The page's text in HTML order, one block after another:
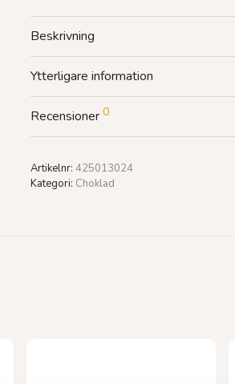
Beskrivning
Ytterligare information
Recensioner 0
Artikelnr: 425013024
Kategori: Choklad